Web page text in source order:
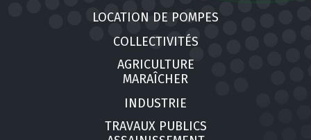
LOCATION DE POMPES
COLLECTIVITÉS
AGRICULTURE
MARAÎCHER
INDUSTRIE
TRAVAUX PUBLICS